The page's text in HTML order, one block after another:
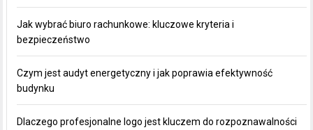
Jak wybrać biuro rachunkowe: kluczowe kryteria i
bezpieczeństwo
Czym jest audyt energetyczny i jak poprawia efektywność
budynku
Dlaczego profesjonalne logo jest kluczem do rozpoznawalności